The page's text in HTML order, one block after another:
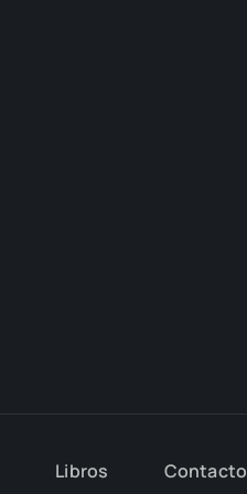
Libros Con­tac­to